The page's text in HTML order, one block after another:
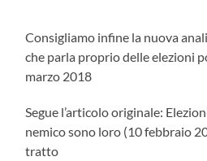
Consigliamo infine la nuova
che parla proprio delle elezioni
marzo 2018
Segue l’articolo originale:
nemico sono loro (10 febbraio
tratto